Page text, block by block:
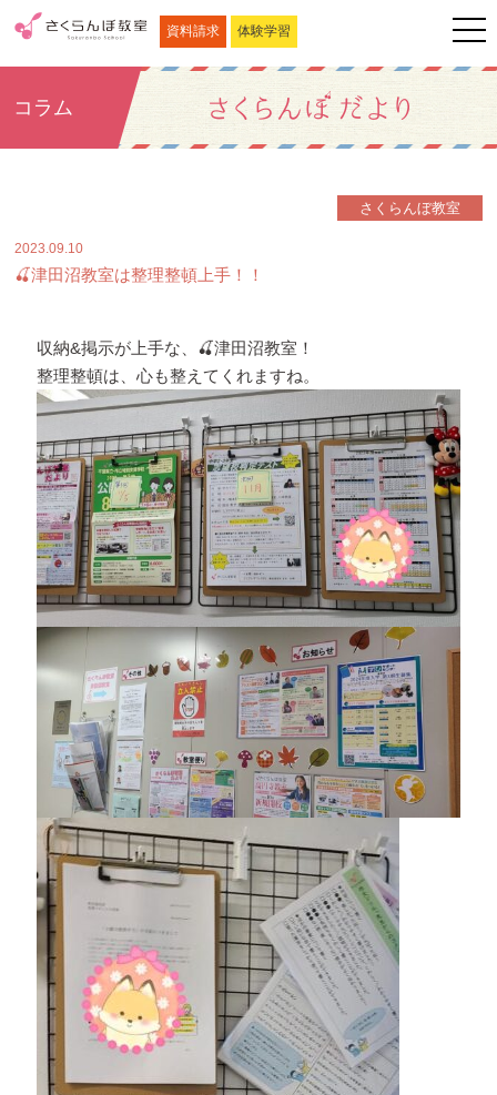
資料請求 体験学習
コラム
さくらんぼ教室
2023.09.10
🍒津田沼教室は整理整頓上手！！
収納&掲示が上手な、🍒津田沼教室！
整理整頓は、心も整えてくれますね。